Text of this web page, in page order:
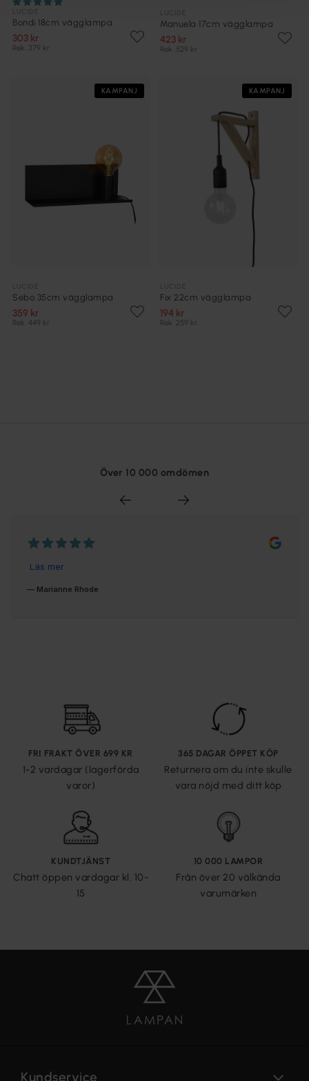
Bondi 18cm vägglampa
303 kr
Rek. 379 kr
Manuela 17cm vägglampa
423 kr
Rek. 529 kr
KAMPANJ
Sebo 35cm vägglampa
359 kr
Rek. 449 kr
KAMPANJ
Fix 22cm vägglampa
194 kr
Rek. 259 kr
Över 10 000 omdömen
FRI FRAKT ÖVER 699 KR
1-2 vardagar (lagerförda
varor)
365 DAGAR ÖPPET KÖP
Returnera om du inte skulle
vara nöjd med ditt köp
KUNDTJÄNST
Chatt öppen vardagar kl. 10-
15
10 000 LAMPOR
Från över 20 välkända
varumärken
Kundservice